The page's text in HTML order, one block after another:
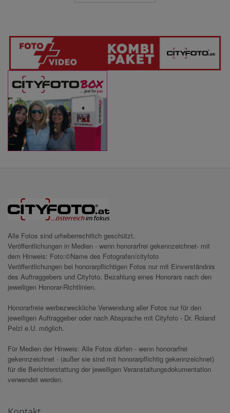
Alle Fotos sind urheberrechtlich geschützt.
Veröffentlichungen in Medien - wenn honorarfrei gekennzeichnet- mit
dem Hinweis: Foto:©Name des Fotografen/cityfoto
Veröffentlichungen bei honorarpflichtigen Fotos nur mit Einverständnis
des Auftraggebers und Cityfoto. Bezahlung eines Honorars nach den
jeweiligen Honorar-Richtlinien.
Honorarfreie werbezweckliche Verwendung aller Fotos nur für den
jeweiligen Auftraggeber oder nach Absprache mit Cityfoto - Dr. Roland
Pelzl e.U. möglich.
Für Medien der Hinweis: Alle Fotos dürfen - wenn honorarfrei
gekennzeichnet - (außer sie sind mit honorarpflichtig gekennzeichnet)
für die Berichterstattung der jeweiligen Veranstaltungsdokumentation
verwendet werden.